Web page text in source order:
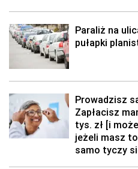
Paraliż na
pułapki
Prowadzisz
Zapłacisz
tys. zł [i
jeżeli masz
samo tyczy